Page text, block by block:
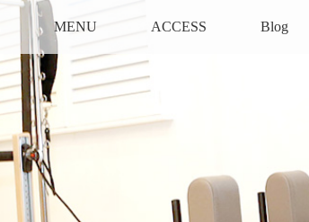
MENU ACCESS Blog